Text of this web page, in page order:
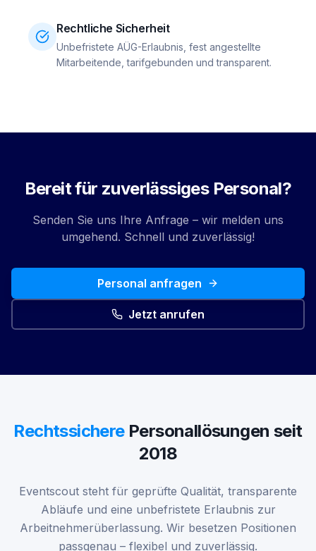
Rechtliche Sicherheit
Unbefristete AÜG-Erlaubnis, fest angestellte
Mitarbeitende, tarifgebunden und transparent.
Bereit für zuverlässiges Personal?
Senden Sie uns Ihre Anfrage – wir melden uns
umgehend. Schnell und zuverlässig!
Personal anfragen
Jetzt anrufen
RechtssicherePersonallösungen seit
2018
Eventscout steht für geprüfte Qualität, transparente
Abläufe und eine unbefristete Erlaubnis zur
Arbeitnehmerüberlassung. Wir besetzen Positionen
passgenau – flexibel und zuverlässig.